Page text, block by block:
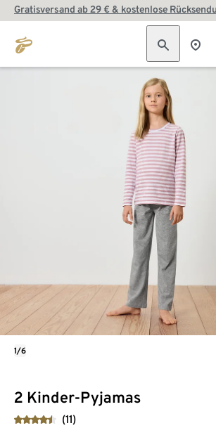
Gratisversand ab 29 € & kostenlose
2 Kinder-Pyjamas
(11)
1/6